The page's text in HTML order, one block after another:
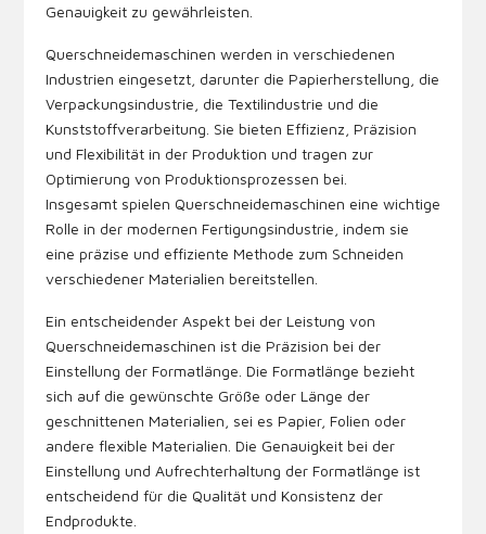
Genauigkeit zu gewährleisten.
Querschneidemaschinen werden in verschiedenen
Industrien eingesetzt, darunter die Papierherstellung, die
Verpackungsindustrie, die Textilindustrie und die
Kunststoffverarbeitung. Sie bieten Effizienz, Präzision
und Flexibilität in der Produktion und tragen zur
Optimierung von Produktionsprozessen bei.
Insgesamt spielen Querschneidemaschinen eine wichtige
Rolle in der modernen Fertigungsindustrie, indem sie
eine präzise und effiziente Methode zum Schneiden
verschiedener Materialien bereitstellen.
Ein entscheidender Aspekt bei der Leistung von
Querschneidemaschinen ist die Präzision bei der
Einstellung der Formatlänge. Die Formatlänge bezieht
sich auf die gewünschte Größe oder Länge der
geschnittenen Materialien, sei es Papier, Folien oder
andere flexible Materialien. Die Genauigkeit bei der
Einstellung und Aufrechterhaltung der Formatlänge ist
entscheidend für die Qualität und Konsistenz der
Endprodukte.